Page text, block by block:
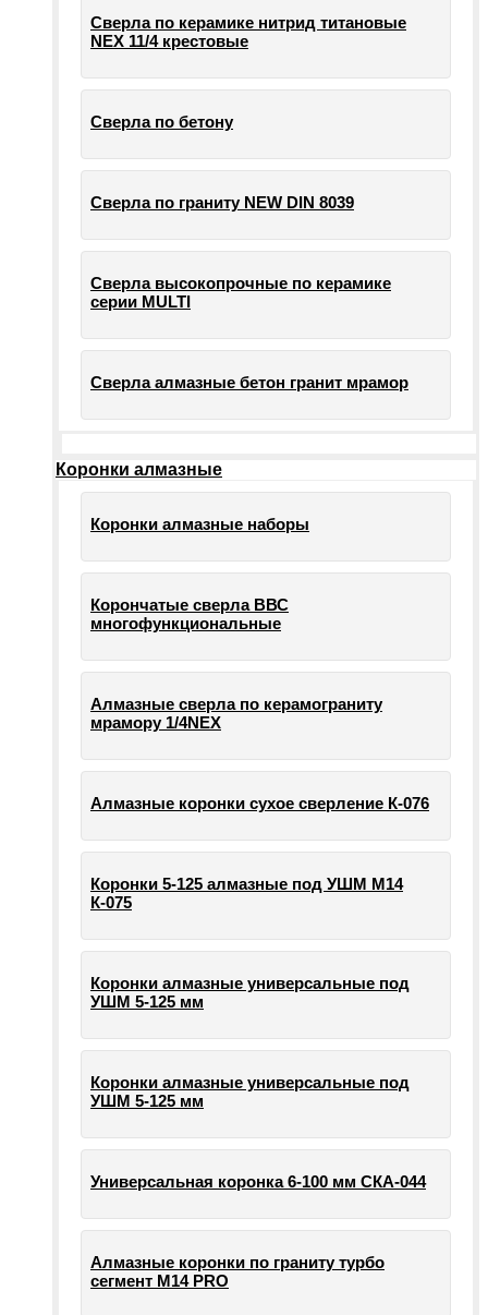
Сверла по керамике нитрид титановые
NEX 11/4 крестовые
Сверла по бетону
Сверла по граниту NEW DIN 8039
Сверла высокопрочные по керамике
серии MULTI
Сверла алмазные бетон гранит мрамор
Коронки алмазные
Коронки алмазные наборы
Корончатые сверла ВВС
многофункциональные
Алмазные сверла по керамограниту
мрамору 1/4NEX
Алмазные коронки сухое сверление К-076
Коронки 5-125 алмазные под УШМ М14
К-075
Коронки алмазные универсальные под
УШМ 5-125 мм
Коронки алмазные универсальные под
УШМ 5-125 мм
Универсальная коронка 6-100 мм СКА-044
Алмазные коронки по граниту турбо
сегмент М14 PRO